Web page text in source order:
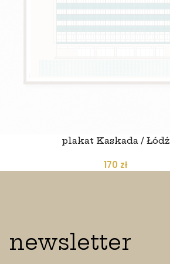
plakat Kaskada / Łódź
170 zł
newsletter